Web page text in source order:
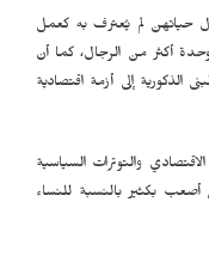
حياتهن لم يُعترف به كعمل
أكثر من الرجال، كما أن
إلى أزمة اقتصادية
والتوترات السياسية
أصعب بكثير بالنسبة للنساء